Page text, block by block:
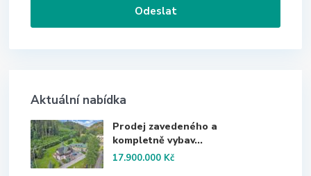
Aktuální nabídka
Prodej zavedeného a
kompletně vybav...
17.900.000 Kč